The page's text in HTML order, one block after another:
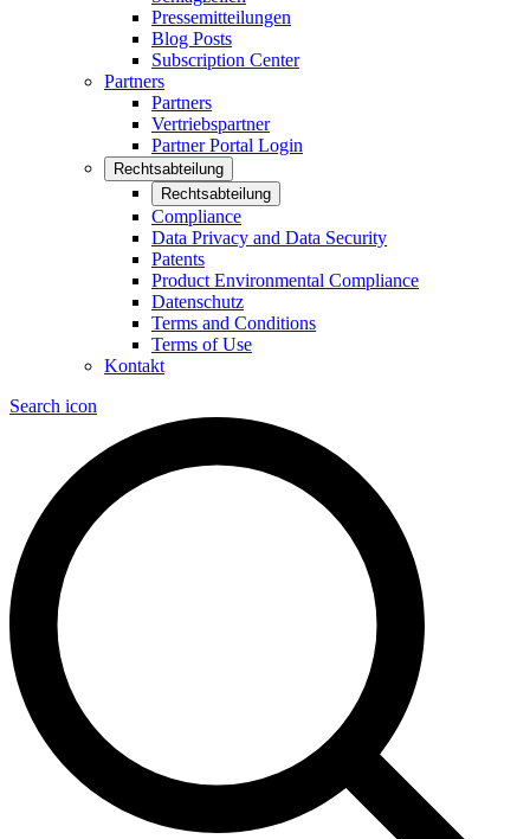
Pressemitteilungen
Blog Posts
Subscription Center
Partners
Partners
Vertriebspartner
Partner Portal Login
Rechtsabteilung
Rechtsabteilung
Compliance
Data Privacy and Data Security
Patents
Product Environmental Compliance
Datenschutz
Terms and Conditions
Terms of Use
Kontakt
Search icon